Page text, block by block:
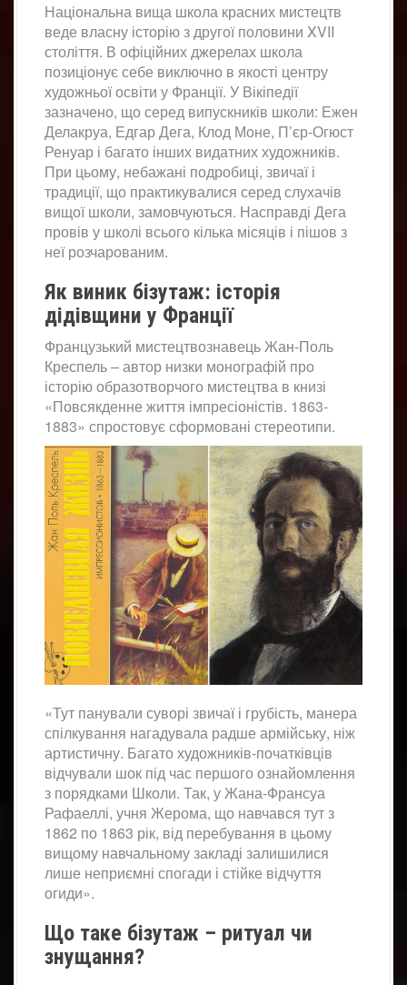
Національна вища школа красних мистецтв
веде власну історію з другої половини XVII
століття. В офіційних джерелах школа
позиціонує себе виключно в якості центру
художньої освіти у Франції. У Вікіпедії
зазначено, що серед випускників школи: Ежен
Делакруа, Едгар Дега, Клод Моне, П’єр-Огюст
Ренуар і багато інших видатних художників.
При цьому, небажані подробиці, звичаї і
традиції, що практикувалися серед слухачів
вищої школи, замовчуються. Насправді Дега
провів у школі всього кілька місяців і пішов з
неї розчарованим.
Як виник бізутаж: історія
дідівщини у Франції
Французький мистецтвознавець Жан-Поль
Креспель – автор низки монографій про
історію образотворчого мистецтва в книзі
«Повсякденне життя імпресіоністів. 1863-
1883» спростовує сформовані стереотипи.
«Тут панували суворі звичаї і грубість, манера
спілкування нагадувала радше армійську, ніж
артистичну. Багато художників-початківців
відчували шок під час першого ознайомлення
з порядками Школи. Так, у Жана-Франсуа
Рафаеллі, учня Жерома, що навчався тут з
1862 по 1863 рік, від перебування в цьому
вищому навчальному закладі залишилися
лише неприємні спогади і стійке відчуття
огиди».
Що таке бізутаж – ритуал чи
знущання?